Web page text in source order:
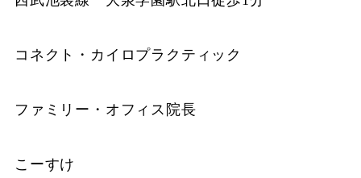
コネクト・カイロプラクティック
ファミリー・オフィス院長
こーすけ